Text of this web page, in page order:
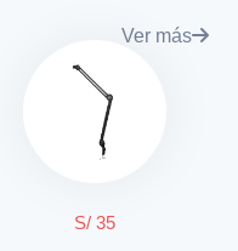
Ver más
S/ 35